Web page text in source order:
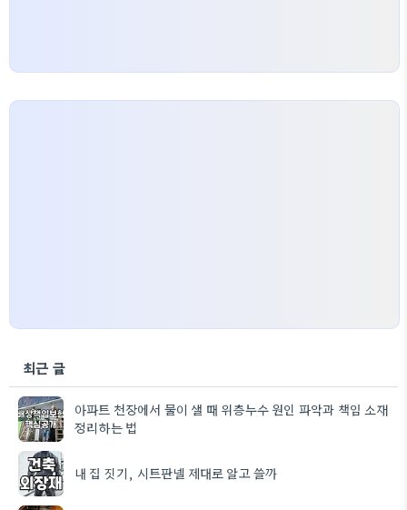
최근 글
아파트 천장에서 물이 샐 때 위층누수 원인 파악과 책임 소재
정리하는 법
내 집 짓기, 시트판넬 제대로 알고 쓸까